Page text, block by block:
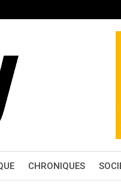
CHRONIQUES